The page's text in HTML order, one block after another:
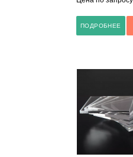
ПОДРОБНЕЕ